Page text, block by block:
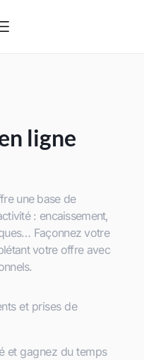
ligne
une base de
: encaissement,
Façonnez votre
votre offre avec
et prises de
et gagnez du temps